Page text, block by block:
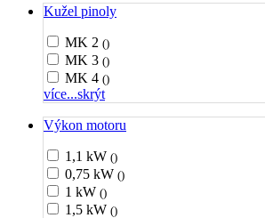
Kužel pinoly
MK 2 ()
MK 3 ()
MK 4 ()
více...skrýt
Výkon motoru
1,1 kW ()
0,75 kW ()
1 kW ()
1,5 kW ()